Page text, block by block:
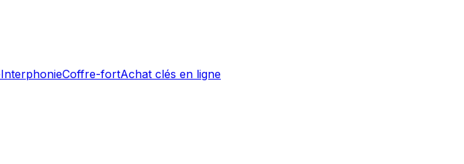
InterphonieCoffre-fortAchat clés en ligne